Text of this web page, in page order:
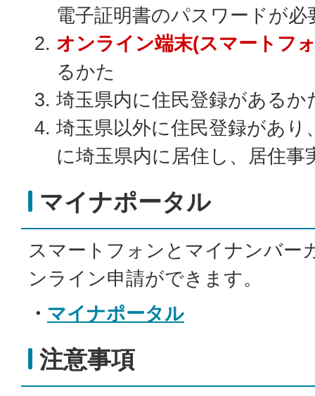
電子証明書のパスワードが必
オンライン端末(スマートフ
るかた
埼玉県内に住民登録があるか
埼玉県以外に住民登録があり
に埼玉県内に居住し、居住
マイナポータル
スマートフォンとマイナンバー
ンライン申請ができます。
・ マイナポータル
注意事項